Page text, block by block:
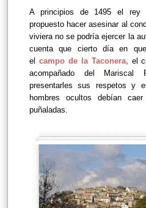
A principios de 1495 el rey
propuesto hacer asesinar al
viviera no se podría ejercer la
cuenta que cierto día en
el campo de la Taconera, el
acompañado del Mariscal
presentarles sus respetos y
hombres ocultos debían
puñaladas.